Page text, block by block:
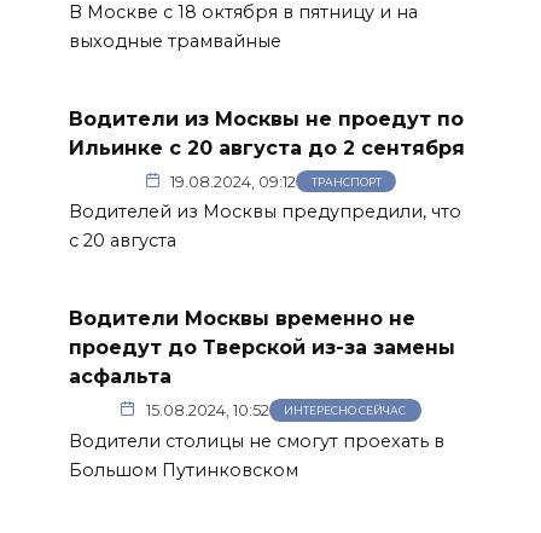
В Москве с 18 октября в пятницу и на
выходные трамвайные
Водители из Москвы не проедут по
Ильинке с 20 августа до 2 сентября
19.08.2024, 09:12 ТРАНСПОРТ
Водителей из Москвы предупредили, что
с 20 августа
Водители Москвы временно не
проедут до Тверской из-за замены
асфальта
15.08.2024, 10:52 ИНТЕРЕСНО СЕЙЧАС
Водители столицы не смогут проехать в
Большом Путинковском